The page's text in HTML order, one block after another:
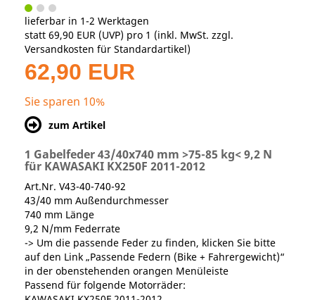
lieferbar in 1-2 Werktagen
statt 69,90 EUR (UVP) pro 1 (inkl. MwSt. zzgl.
Versandkosten für Standardartikel)
62,90 EUR
Sie sparen 10%
zum Artikel
1 Gabelfeder 43/40x740 mm >75-85 kg< 9,2 N
für KAWASAKI KX250F 2011-2012
Art.Nr. V43-40-740-92
43/40 mm Außendurchmesser
740 mm Länge
9,2 N/mm Federrate
-> Um die passende Feder zu finden, klicken Sie bitte
auf den Link „Passende Federn (Bike + Fahrergewicht)“
in der obenstehenden orangen Menüleiste
Passend für folgende Motorräder: